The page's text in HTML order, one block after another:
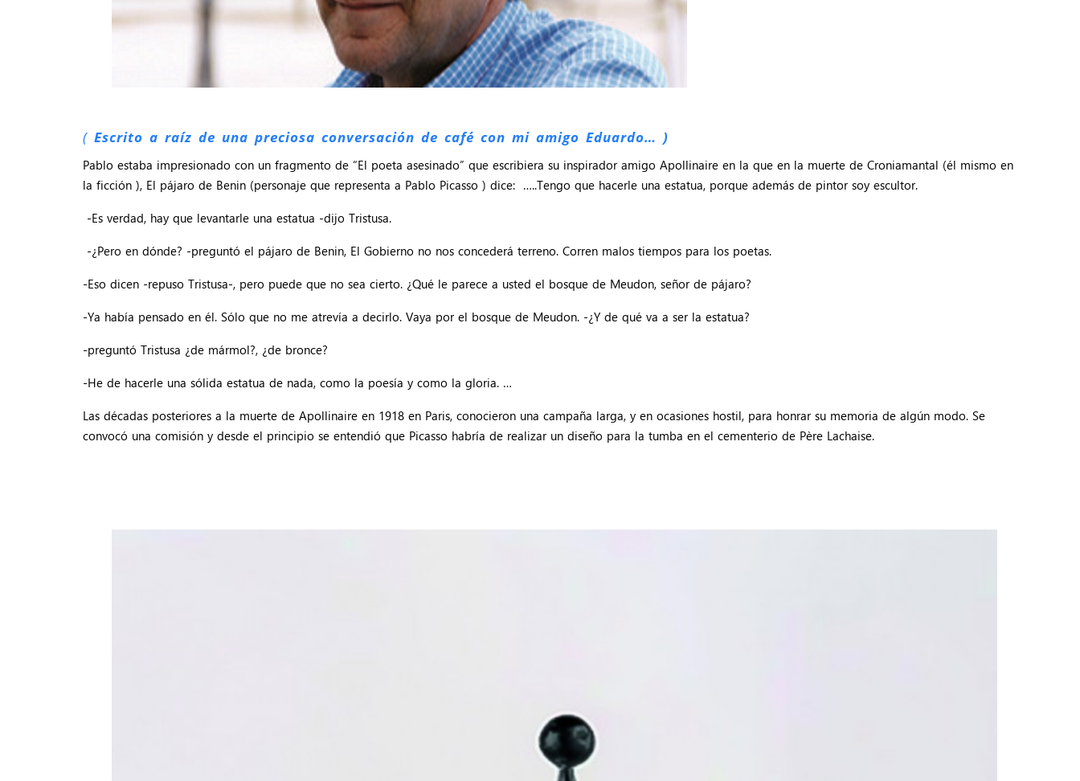
( Escrito a raíz de una preciosa conversación de café con mi amigo Eduardo… )
Pablo estaba impresionado con un fragmento de “El poeta asesinado” que escribiera su inspirador amigo Apollinaire en la que en la muerte de Croniamantal (él mismo en
la ficción ), El pájaro de Benin (personaje que representa a Pablo Picasso ) dice: …..Tengo que hacerle una estatua, porque además de pintor soy escultor.
-Es verdad, hay que levantarle una estatua -dijo Tristusa.
-¿Pero en dónde? -preguntó el pájaro de Benin, El Gobierno no nos concederá terreno. Corren malos tiempos para los poetas.
-Eso dicen -repuso Tristusa-, pero puede que no sea cierto. ¿Qué le parece a usted el bosque de Meudon, señor de pájaro?
-Ya había pensado en él. Sólo que no me atrevía a decirlo. Vaya por el bosque de Meudon. -¿Y de qué va a ser la estatua?
-preguntó Tristusa ¿de mármol?, ¿de bronce?
-He de hacerle una sólida estatua de nada, como la poesía y como la gloria. …
Las décadas posteriores a la muerte de Apollinaire en 1918 en Paris, conocieron una campaña larga, y en ocasiones hostil, para honrar su memoria de algún modo. Se
convocó una comisión y desde el principio se entendió que Picasso habría de realizar un diseño para la tumba en el cementerio de Père Lachaise.